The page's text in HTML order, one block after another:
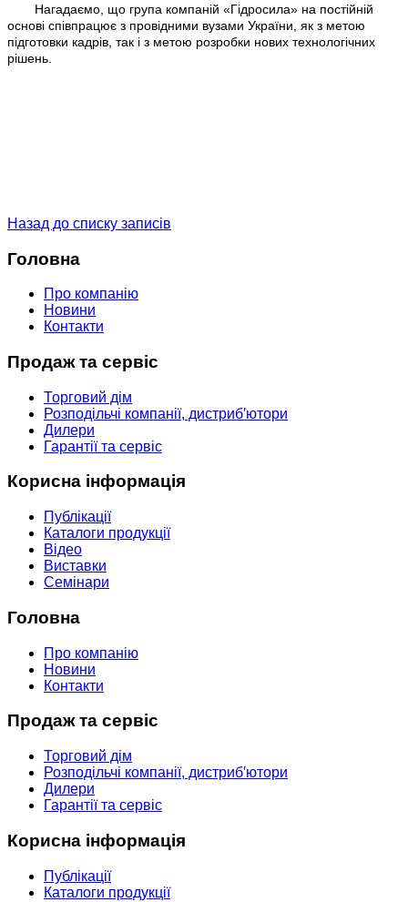
Нагадаємо, що група компаній «Гідросила» на постійній
основі співпрацює з провідними вузами України, як з метою
підготовки кадрів, так і з метою розробки нових технологічних
рішень.
Назад до списку записів
Головна
Про компанію
Новини
Контакти
Продаж та сервіс
Торговий дім
Розподільчі компанії, дистриб′ютори
Дилери
Гарантії та сервіс
Корисна інформація
Публікації
Каталоги продукції
Відео
Виставки
Семінари
Головна
Про компанію
Новини
Контакти
Продаж та сервіс
Торговий дім
Розподільчі компанії, дистриб′ютори
Дилери
Гарантії та сервіс
Корисна інформація
Публікації
Каталоги продукції